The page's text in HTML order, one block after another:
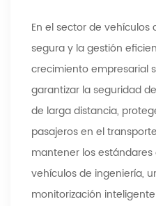
En el sector de
segura y la gestión
crecimiento empresarial
garantizar la seguridad
de larga distancia,
pasajeros en el
mantener los
vehículos de ingeniería,
monitorización